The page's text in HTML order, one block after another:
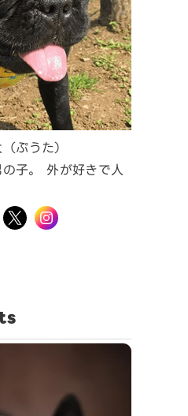
ぷうた）
子。 外が好きで人